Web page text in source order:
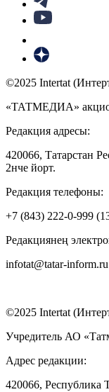
©2025 Intertat
«ТАТМЕДИА»
Редакция адресы:
420066, Татарстан
2нче йорт.
Редакция телефоны:
+7 (843) 222-0-999
Редакциянең
infotat@tatar-inform.ru
©2025 Intertat
Учредитель АО
Адрес редакции:
420066, Республика